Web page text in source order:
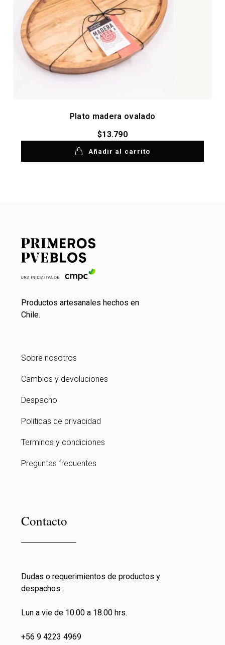
Plato madera ovalado
$13.790
Añadir al carrito
Productos artesanales hechos en
Chile.
Sobre nosotros
Cambios y devoluciones
Despacho
Politicas de privacidad
Terminos y condiciones
Preguntas frecuentes
Contacto
Dudas o requerimientos de productos y
despachos:
Lun a vie de 10.00 a 18.00 hrs.
+56 9 4223 4969